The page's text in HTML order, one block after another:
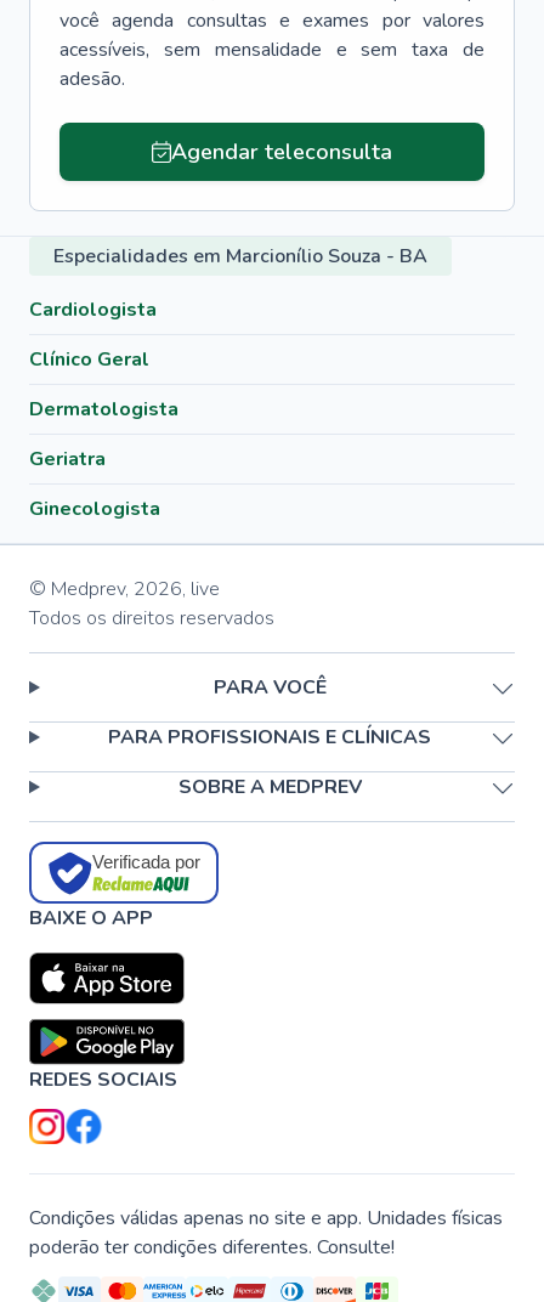
você agenda consultas e exames por valores
acessíveis, sem mensalidade e sem taxa de
adesão.
Agendar teleconsulta
Especialidades em Marcionílio Souza - BA
Cardiologista
Clínico Geral
Dermatologista
Geriatra
Ginecologista
© Medprev, 2026, live
Todos os direitos reservados
PARA VOCÊ
PARA PROFISSIONAIS E CLÍNICAS
SOBRE A MEDPREV
Verificada por
BAIXE O APP
REDES SOCIAIS
Condições válidas apenas no site e app. Unidades físicas
poderão ter condições diferentes. Consulte!